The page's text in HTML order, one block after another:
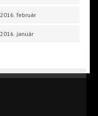
2016. február
2016. január